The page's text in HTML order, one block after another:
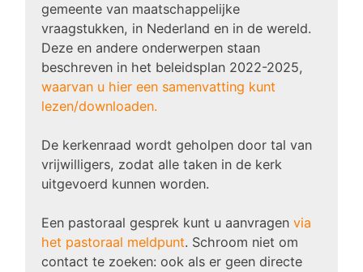
gemeente van maatschappelijke
vraagstukken, in Nederland en in de wereld.
Deze en andere onderwerpen staan
beschreven in het beleidsplan 2022-2025,
waarvan u hier een samenvatting kunt
lezen/downloaden.
De kerkenraad wordt geholpen door tal van
vrijwilligers, zodat alle taken in de kerk
uitgevoerd kunnen worden.
Een pastoraal gesprek kunt u aanvragen via
het pastoraal meldpunt. Schroom niet om
contact te zoeken: ook als er geen directe